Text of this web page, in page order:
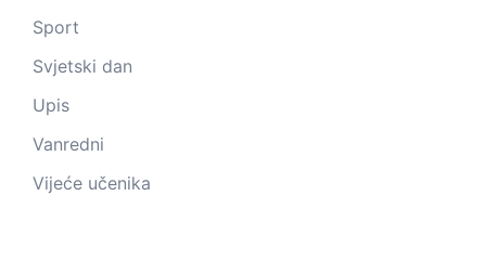
Sport
Svjetski dan
Upis
Vanredni
Vijeće učenika